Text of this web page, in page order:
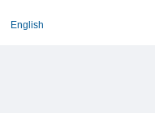
English